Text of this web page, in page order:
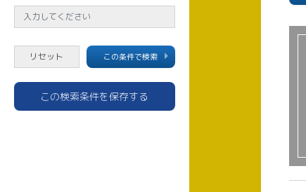
この条件で検索
この検索条件を保存する